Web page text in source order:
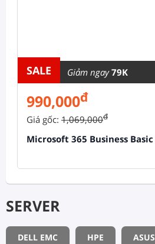
SALE Giảm ngay79K
990,000đ
Giá gốc: 1,069,000đ
Microsoft 365 Business Basic
SERVER
DELL EMC HPE ASUS